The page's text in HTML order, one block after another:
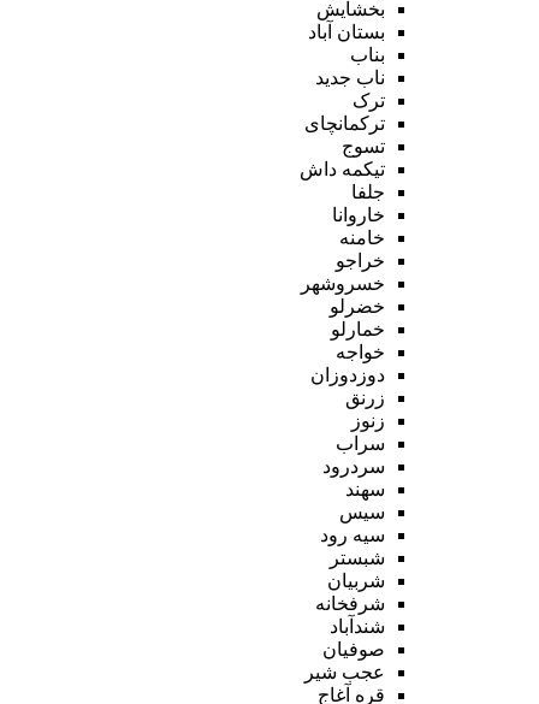
بخشایش
بستان آباد
بناب
ناب جدید
ترک
ترکمانچای
تسوج
تیکمه داش
جلفا
خاروانا
خامنه
خراجو
خسروشهر
خضرلو
خمارلو
خواجه
دوزدوزان
زرنق
زنوز
سراب
سردرود
سهند
سیس
سیه رود
شبستر
شربیان
شرفخانه
شندآباد
صوفیان
عجب شیر
قره آغاج